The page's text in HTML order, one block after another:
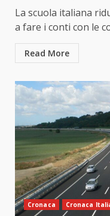
La scuola italiana
a fare i conti con le
Read More
Cronaca Cronaca